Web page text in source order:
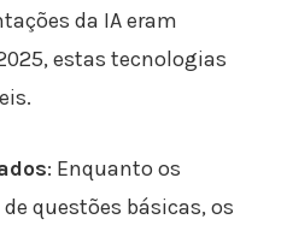
da IA eram
estas tecnologias
: Enquanto os
questões básicas, os